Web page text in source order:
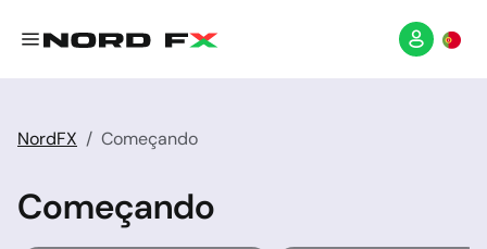
NordFX Começando
Começando